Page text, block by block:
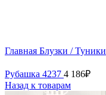
Главная Блузки / Туники
Рубашка 4237 4 186₽
Назад к товарам